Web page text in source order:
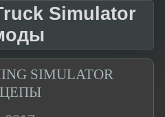
Simulator
SIMULATOR